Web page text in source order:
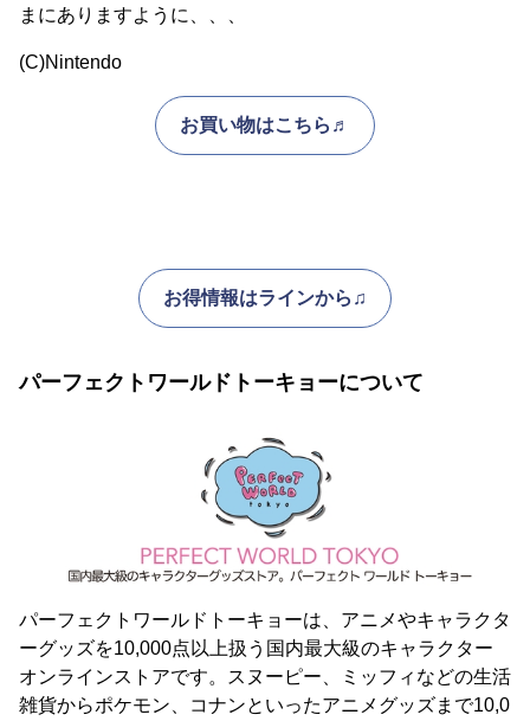
まにありますように、、、
(C)Nintendo
お買い物はこちら♬
お得情報はラインから♫
パーフェクトワールドトーキョーについて
パーフェクトワールドトーキョーは、アニメやキャラクタ
ーグッズを10,000点以上扱う国内最大級のキャラクター
オンラインストアです。スヌーピー、ミッフィなどの生活
雑貨からポケモン、コナンといったアニメグッズまで10,0